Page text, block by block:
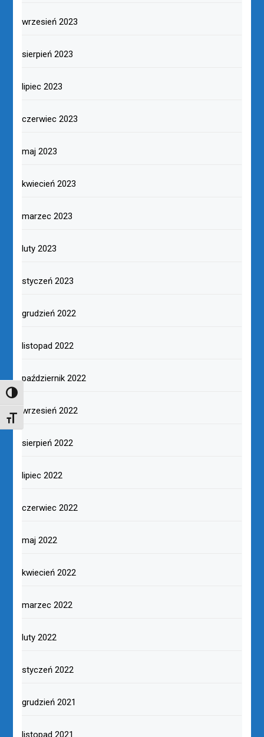
TOGGLE HIGH CONTRAST
TOGGLE FONT SIZE
wrzesień 2023
sierpień 2023
lipiec 2023
czerwiec 2023
maj 2023
kwiecień 2023
marzec 2023
luty 2023
styczeń 2023
grudzień 2022
listopad 2022
październik 2022
wrzesień 2022
sierpień 2022
lipiec 2022
czerwiec 2022
maj 2022
kwiecień 2022
marzec 2022
luty 2022
styczeń 2022
grudzień 2021
listopad 2021